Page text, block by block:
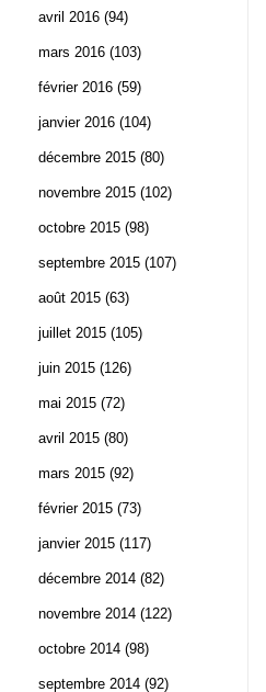
avril 2016 (94)
mars 2016 (103)
février 2016 (59)
janvier 2016 (104)
décembre 2015 (80)
novembre 2015 (102)
octobre 2015 (98)
septembre 2015 (107)
août 2015 (63)
juillet 2015 (105)
juin 2015 (126)
mai 2015 (72)
avril 2015 (80)
mars 2015 (92)
février 2015 (73)
janvier 2015 (117)
décembre 2014 (82)
novembre 2014 (122)
octobre 2014 (98)
septembre 2014 (92)